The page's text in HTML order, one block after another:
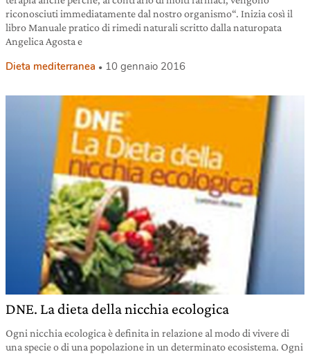
riconosciuti immediatamente dal nostro organismo“. Inizia così il
libro Manuale pratico di rimedi naturali scritto dalla naturopata
Angelica Agosta e
Dieta mediterranea 10 gennaio 2016
DNE. La dieta della nicchia ecologica
Ogni nicchia ecologica è definita in relazione al modo di vivere di
una specie o di una popolazione in un determinato ecosistema. Ogni